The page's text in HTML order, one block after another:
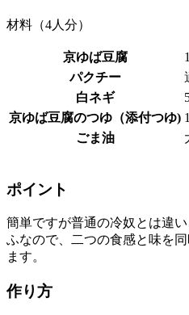
材料（4人分）
京ゆば豆腐
パクチー
白ネギ
京ゆば豆腐のつゆ（添付つゆ)
ごま油
ポイント
簡単ですが普通の冷奴とは違
ふなので、二つの食感と味を
ます。
作り方